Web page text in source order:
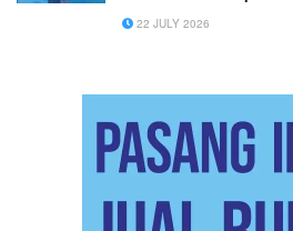
22 JULY 2026